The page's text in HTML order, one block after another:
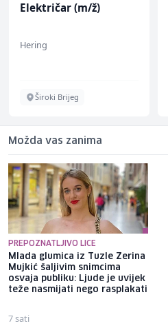
Električar (m/ž)
Hering
Široki Brijeg
Možda vas zanima
PREPOZNATLJIVO LICE
Mlada glumica iz Tuzle Zerina
Mujkić šaljivim snimcima
osvaja publiku: Ljude je uvijek
teže nasmijati nego rasplakati
7 sati